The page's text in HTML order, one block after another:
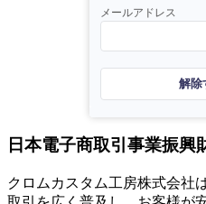
メールアドレス
解除
日本電子商取引事業振興
クロムカスタム工房株式会社